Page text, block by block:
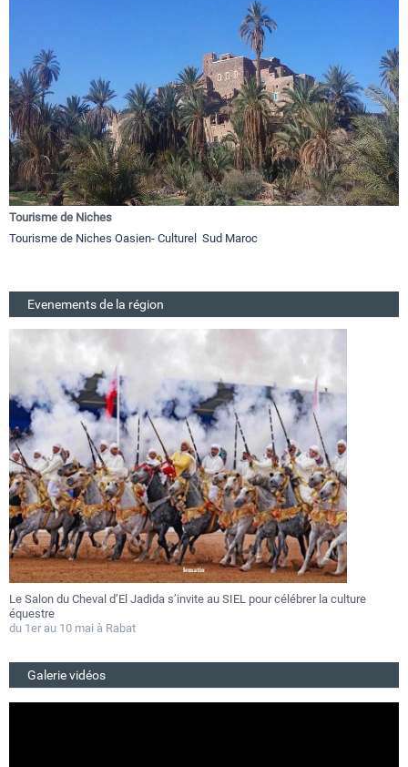
Tourisme de Niches
Tourisme de Niches Oasien- Culturel Sud Maroc
Evenements de la région
Le Salon du Cheval d’El Jadida s’invite au SIEL pour célébrer la culture
équestre
du 1er au 10 mai à Rabat
Galerie vidéos